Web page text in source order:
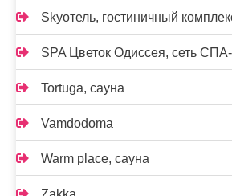
Skyотель, гостиничный
SPA Цветок Одиссея, сеть
Tortuga, сауна
Vamdodoma
Warm place, сауна